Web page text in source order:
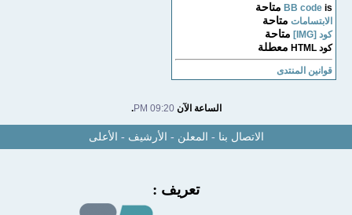
BB codeis متاحة
الابتسامات متاحة
كود [IMG] متاحة
كود HTML معطلة
قوانين المنتدى
الساعة الآن09:20 PM
.
الاتصال بنا-المعلن-الأرشيف -الأعلى
تعريف :